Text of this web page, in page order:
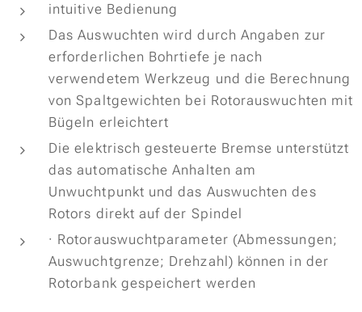
intuitive Bedienung
Das Auswuchten wird durch Angaben zur
erforderlichen Bohrtiefe je nach
verwendetem Werkzeug und die Berechnung
von Spaltgewichten bei Rotorauswuchten mit
Bügeln erleichtert
Die elektrisch gesteuerte Bremse unterstützt
das automatische Anhalten am
Unwuchtpunkt und das Auswuchten des
Rotors direkt auf der Spindel
· Rotorauswuchtparameter (Abmessungen;
Auswuchtgrenze; ​​Drehzahl) können in der
Rotorbank gespeichert werden